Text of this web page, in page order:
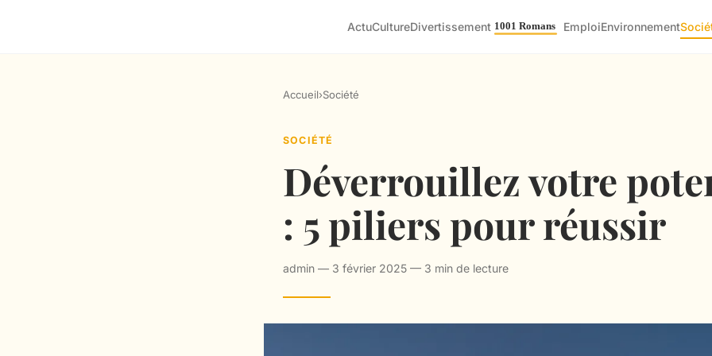
ActuCultureDivertissement EmploiEnvironnement
Accueil›Société
SOCIÉTÉ
Déverrouillez votre
: 5 piliers pour réussir
admin — 3 février 2025 — 3 min de lecture